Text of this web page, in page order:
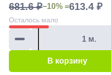
681.6 ₽−10% =613.4 ₽
Осталось мало
В корзину